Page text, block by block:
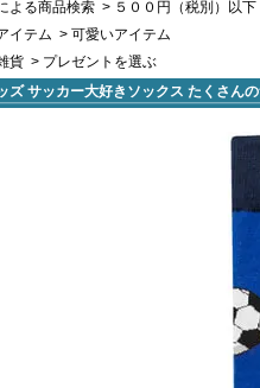
よる商品検索 > ５００円（税別）以下
イテム > 可愛いアイテム
貨 > プレゼントを選ぶ
ズ サッカー大好きソックス たくさん